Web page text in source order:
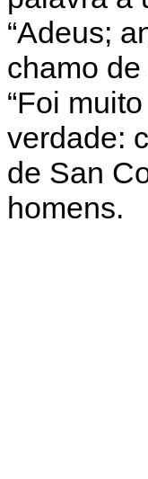
“Adeus;
chamo
“Foi
verdade:
de San
homens.